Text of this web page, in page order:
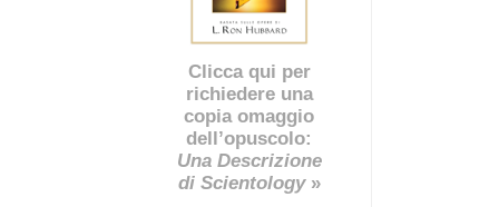
Clicca qui per
richiedere una
copia omaggio
dell’opuscolo:
Una Descrizione
di Scientology»